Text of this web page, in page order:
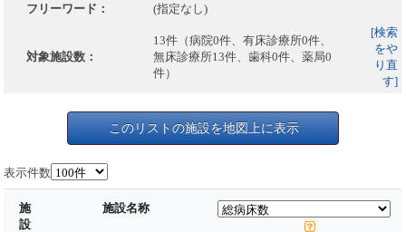
フリーワード： (指定なし)
対象施設数：
13件（病院0件、有床診療所0件、
無床診療所13件、歯科0件、薬局0
件）
[検索
をや
り直
す]
このリストの施設を地図上に表示
表示件数
施
設
施設名称